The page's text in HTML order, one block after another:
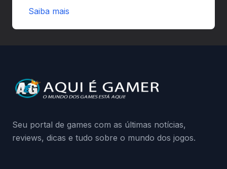
preload e avisa que quem usar versões não
da Playground: negação do preload,
medidas contra acessos não autorizados
Saiba mais
Seu portal de games com as últimas notícias,
reviews, dicas e tudo sobre o mundo dos jogos.